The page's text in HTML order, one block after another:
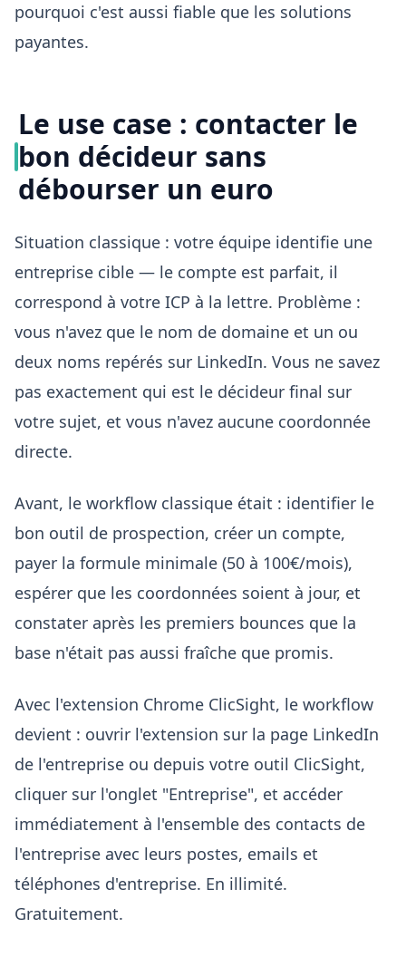
pourquoi c'est aussi fiable que les solutions
payantes.
Le use case : contacter le
bon décideur sans
débourser un euro
Situation classique : votre équipe identifie une
entreprise cible — le compte est parfait, il
correspond à votre ICP à la lettre. Problème :
vous n'avez que le nom de domaine et un ou
deux noms repérés sur LinkedIn. Vous ne savez
pas exactement qui est le décideur final sur
votre sujet, et vous n'avez aucune coordonnée
directe.
Avant, le workflow classique était : identifier le
bon outil de prospection, créer un compte,
payer la formule minimale (50 à 100€/mois),
espérer que les coordonnées soient à jour, et
constater après les premiers bounces que la
base n'était pas aussi fraîche que promis.
Avec l'extension Chrome ClicSight, le workflow
devient : ouvrir l'extension sur la page LinkedIn
de l'entreprise ou depuis votre outil ClicSight,
cliquer sur l'onglet "Entreprise", et accéder
immédiatement à l'ensemble des contacts de
l'entreprise avec leurs postes, emails et
téléphones d'entreprise. En illimité.
Gratuitement.